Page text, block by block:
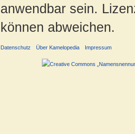
anwendbar sein.
können abweichen.
Datenschutz Über Kamelopedia Impressum